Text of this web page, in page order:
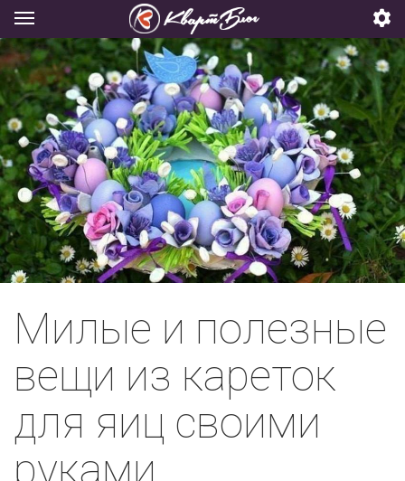
Милые и полезные
вещи из кареток
для яиц своими
руками